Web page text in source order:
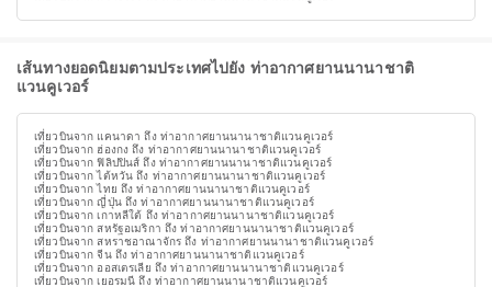
เส้นทางยอดนิยมตามประเทศไปยัง ท่าอากาศยานนานาชาติ
แวนคูเวอร์
เที่ยวบินจาก แคนาดา ถึง ท่าอากาศยานนานาชาติแวนคูเวอร์
เที่ยวบินจาก ฮ่องกง ถึง ท่าอากาศยานนานาชาติแวนคูเวอร์
เที่ยวบินจาก ฟิลิปปินส์ ถึง ท่าอากาศยานนานาชาติแวนคูเวอร์
เที่ยวบินจาก ไต้หวัน ถึง ท่าอากาศยานนานาชาติแวนคูเวอร์
เที่ยวบินจาก ไทย ถึง ท่าอากาศยานนานาชาติแวนคูเวอร์
เที่ยวบินจาก ญี่ปุ่น ถึง ท่าอากาศยานนานาชาติแวนคูเวอร์
เที่ยวบินจาก เกาหลีใต้ ถึง ท่าอากาศยานนานาชาติแวนคูเวอร์
เที่ยวบินจาก สหรัฐอเมริกา ถึง ท่าอากาศยานนานาชาติแวนคูเวอร์
เที่ยวบินจาก สหราชอาณาจักร ถึง ท่าอากาศยานนานาชาติแวนคูเวอร์
เที่ยวบินจาก จีน ถึง ท่าอากาศยานนานาชาติแวนคูเวอร์
เที่ยวบินจาก ออสเตรเลีย ถึง ท่าอากาศยานนานาชาติแวนคูเวอร์
เที่ยวบินจาก เยอรมนี ถึง ท่าอากาศยานนานาชาติแวนคูเวอร์